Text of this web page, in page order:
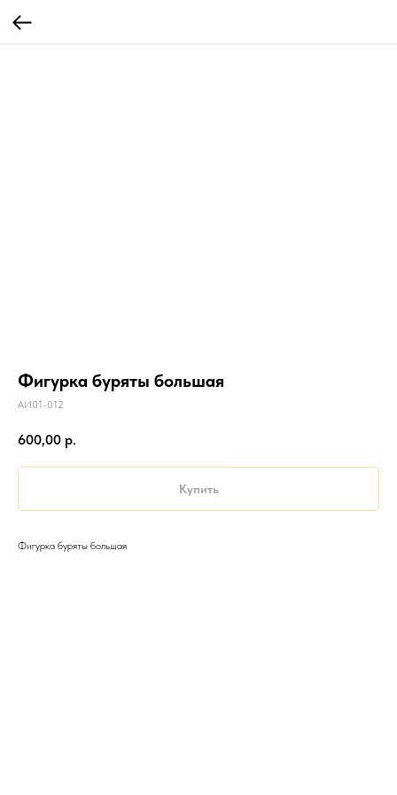
Фигурка буряты большая
АИ01-012
600,00 р.
Купить
Фигурка буряты большая